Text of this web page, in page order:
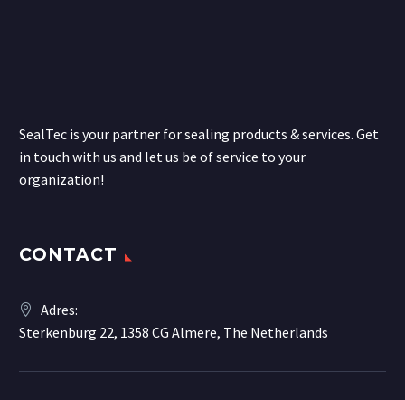
SealTec is your partner for sealing products & services. Get
in touch with us and let us be of service to your
organization!
CONTACT
Adres:
Sterkenburg 22, 1358 CG Almere, The Netherlands